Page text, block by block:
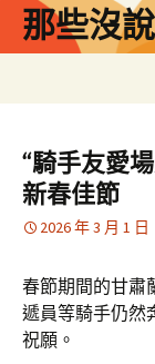
那些沒
“騎手友愛
新春佳節
2026 年 3 月 1 日
春節期間的甘肅
遞員等騎手仍然
祝願。